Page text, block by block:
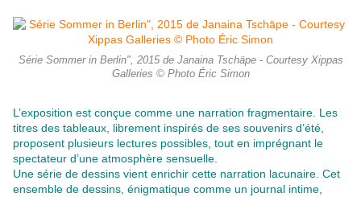
Série Sommer in Berlin", 2015 de Janaina Tschäpe - Courtesy Xippas
Galleries © Photo Éric Simon
L’exposition est conçue comme une narration fragmentaire. Les
titres des tableaux, librement inspirés de ses souvenirs d’été,
proposent plusieurs lectures possibles, tout en imprégnant le
spectateur d’une atmosphère sensuelle.
Une série de dessins vient enrichir cette narration lacunaire. Cet
ensemble de dessins, énigmatique comme un journal intime,